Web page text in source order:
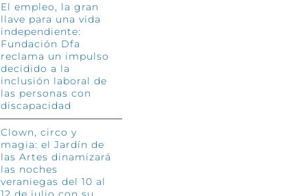
El empleo, la gran
llave para una vida
independiente:
Fundación Dfa
reclama un impulso
decidido a la
inclusión laboral de
las personas con
discapacidad
Clown, circo y
magia: el Jardín de
las Artes dinamizará
las noches
veraniegas del 10 al